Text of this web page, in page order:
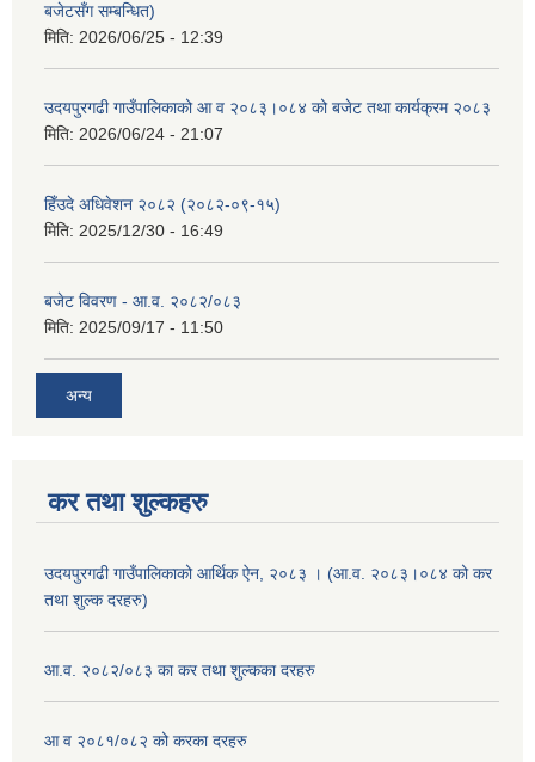
बजेटसँग सम्बन्धित)
मिति: 2026/06/25 - 12:39
उदयपुरगढी गाउँपालिकाको आ व २०८३।०८४ को बजेट तथा कार्यक्रम २०८३
मिति: 2026/06/24 - 21:07
हिँउदे अधिवेशन २०८२ (२०८२-०९-१५)
मिति: 2025/12/30 - 16:49
बजेट विवरण - आ.व. २०८२/०८३
मिति: 2025/09/17 - 11:50
अन्य
कर तथा शुल्कहरु
उदयपुरगढी गाउँपालिकाको आर्थिक ऐन, २०८३ । (आ.व. २०८३।०८४ को कर
तथा शुल्क दरहरु)
आ.व. २०८२/०८३ का कर तथा शुल्कका दरहरु
आ व २०८१/०८२ को करका दरहरु